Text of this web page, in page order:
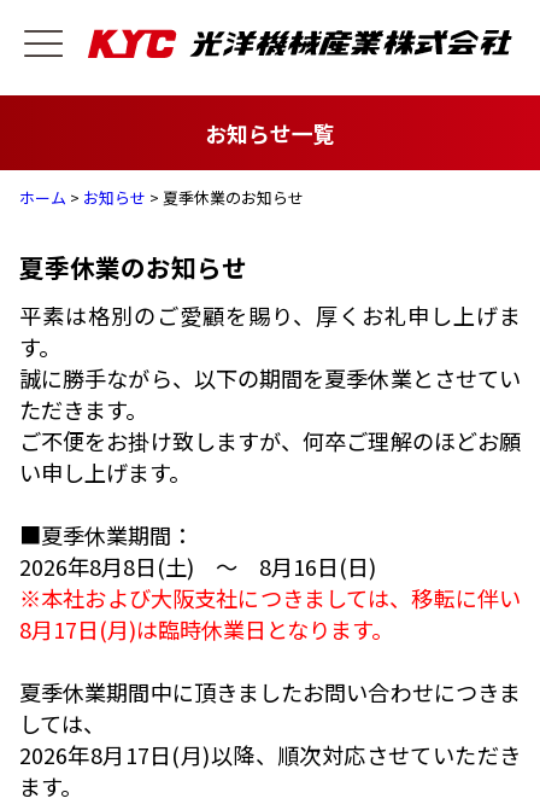
お知らせ一覧
ホーム > お知らせ > 夏季休業のお知らせ
夏季休業のお知らせ
平素は格別のご愛顧を賜り、厚くお礼申し上げま
す。
誠に勝手ながら、以下の期間を夏季休業とさせてい
ただきます。
ご不便をお掛け致しますが、何卒ご理解のほどお願
い申し上げます。
■夏季休業期間：
2026年8月8日(土) ～ 8月16日(日)
※本社および大阪支社につきましては、移転に伴い
8月17日(月)は臨時休業日となります。
夏季休業期間中に頂きましたお問い合わせにつきま
しては、
2026年8月17日(月)以降、順次対応させていただき
ます。